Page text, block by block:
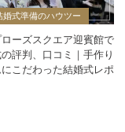
婚式準備のハウツー
ーズスクエア迎賓館で
評判、口コミ｜手作り
こだわった結婚式レポ